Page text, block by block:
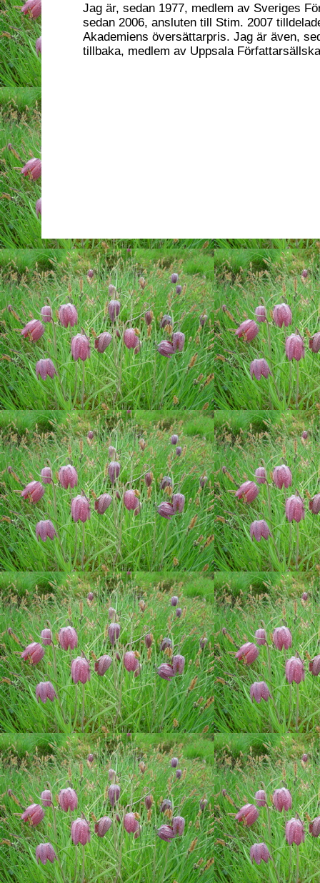
Jag är, sedan 1977, medlem av Sveriges
sedan 2006, ansluten till Stim. 2007
Akademiens översättarpris. Jag är även,
tillbaka, medlem av Uppsala